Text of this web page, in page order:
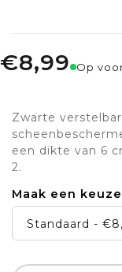
€8,99 Op
Zwarte
een dikte van 6
2.
Maak een
Standaard -